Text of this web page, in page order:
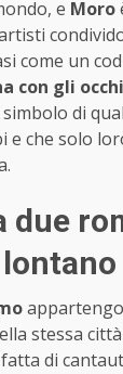
e Moro
come un
con gli
di
e che solo
due
stessa
di